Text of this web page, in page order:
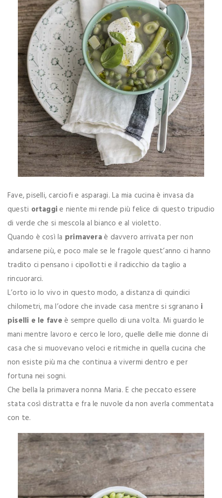
Fave, piselli, carciofi e asparagi. La mia cucina è invasa da
questi ortaggie niente mi rende più felice di questo tripudio
di verde che si mescola al bianco e al violetto.
Quando è così la primaveraè davvero arrivata per non
andarsene più, e poco male se le fragole quest’anno ci hanno
tradito ci pensano i cipollotti e il radicchio da taglio a
rincuorarci.
L’orto io lo vivo in questo modo, a distanza di quindici
chilometri, ma l’odore che invade casa mentre si sgranano i
piselli e le fave è sempre quello di una volta. Mi guardo le
mani mentre lavoro e cerco le loro, quelle delle mie donne di
casa che si muovevano veloci e ritmiche in quella cucina che
non esiste più ma che continua a vivermi dentro e per
fortuna nei sogni.
Che bella la primavera nonna Maria. E che peccato essere
stata così distratta e fra le nuvole da non averla commentata
con te.